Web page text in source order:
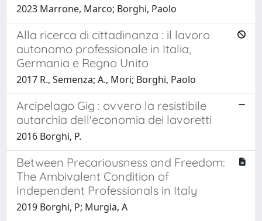
2023 Marrone, Marco; Borghi, Paolo
Alla ricerca di cittadinanza : il lavoro
autonomo professionale in Italia,
Germania e Regno Unito
2017 R., Semenza; A., Mori; Borghi, Paolo
Arcipelago Gig : ovvero la resistibile
autarchia dell'economia dei lavoretti
2016 Borghi, P.
Between Precariousness and Freedom:
The Ambivalent Condition of
Independent Professionals in Italy
2019 Borghi, P; Murgia, A